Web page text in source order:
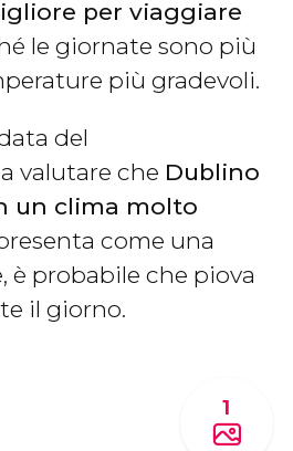
per viaggiare
le giornate sono più
più gradevoli.
del
valutare che Dublino
un clima molto
come una
è probabile che piova
il giorno.
1